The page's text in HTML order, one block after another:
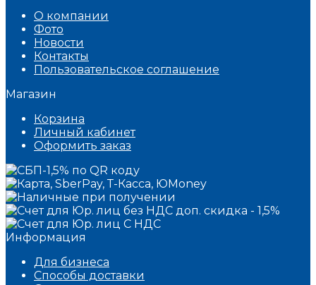
О компании
Фото
Новости
Контакты
Пользовательское соглашение
Магазин
Корзина
Личный кабинет
Оформить заказ
Информация
Для бизнеса
Способы доставки